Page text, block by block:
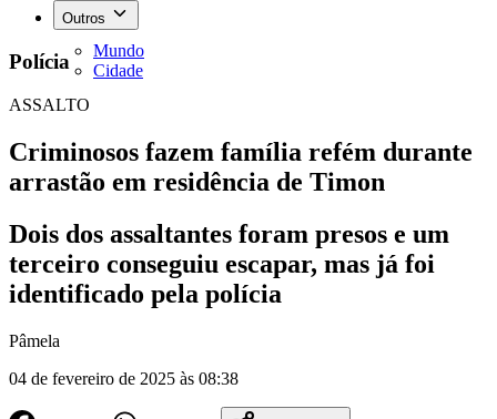
Outros
Mundo
Cidade
Polícia
ASSALTO
Criminosos fazem família refém durante
arrastão em residência de Timon
Dois dos assaltantes foram presos e um
terceiro conseguiu escapar, mas já foi
identificado pela polícia
Pâmela
04 de fevereiro de 2025 às 08:38